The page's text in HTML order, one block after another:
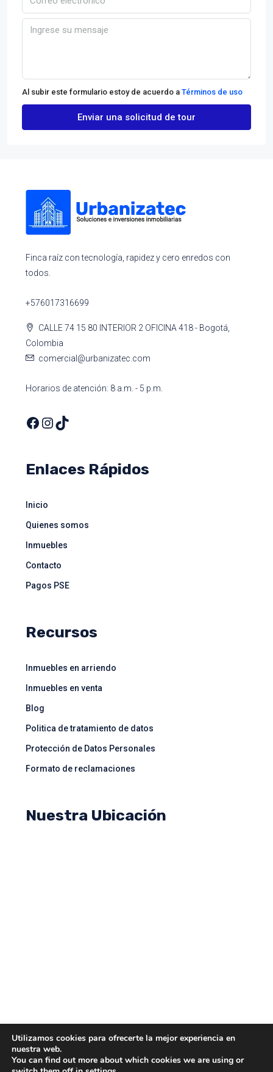
Al subir este formulario estoy de acuerdo a Términos de uso
Enviar una solicitud de tour
Finca raíz con tecnología, rapidez y cero enredos con
todos.
+576017316699
CALLE 74 15 80 INTERIOR 2 OFICINA 418 - Bogotá,
Colombia
comercial@urbanizatec.com
Horarios de atención: 8 a.m. - 5 p.m.
Enlaces Rápidos
Inicio
Quienes somos
Inmuebles
Contacto
Pagos PSE
Recursos
Inmuebles en arriendo
Inmuebles en venta
Blog
Politica de tratamiento de datos
Protección de Datos Personales
Formato de reclamaciones
Nuestra Ubicación
Utilizamos cookies para ofrecerte la mejor experiencia en
nuestra web.
You can find out more about which cookies we are using or